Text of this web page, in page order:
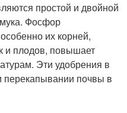
простой и двойной
Фосфор
их корней,
и плодов, повышает
Эти удобрения в
перекапывании почвы в